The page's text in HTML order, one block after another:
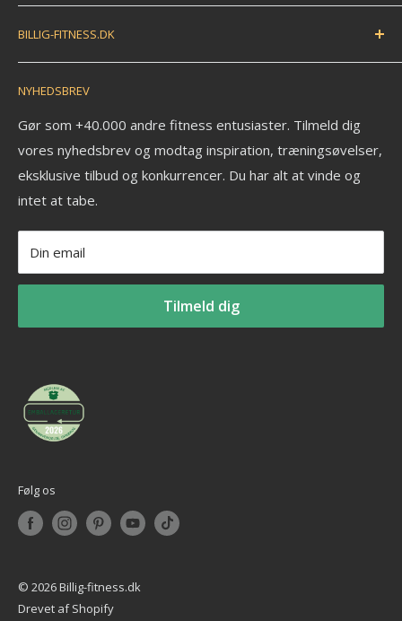
NYHEDSBREV
Gør som +40.000 andre fitness entusiaster. Tilmeld dig
vores nyhedsbrev og modtag inspiration, træningsøvelser,
eksklusive tilbud og konkurrencer. Du har alt at vinde og
intet at tabe.
Din email
Tilmeld dig
FAQ
EAN betaling
Anmeldelser
Kontakt
Om os
Ledige stillinger
Fitness blog
Blog om styrketræning
Privatlivspolitik
Refusionspolitik
Træningsmåtte
Træningsbold
Træningselastik
Håndvægte
Pull up bar
Kettlebell
Aerobic vægtstang sæt
Vægtstang
Vægtskive
BILLIG-FITNESS.DK
N.K. Import APS
Savværksvej 3
6360 Tinglev
CVR: 33772580
_______________________
Mail: info@billig-fitness.dk
Følg os
© 2026 Billig-fitness.dk
Drevet af Shopify